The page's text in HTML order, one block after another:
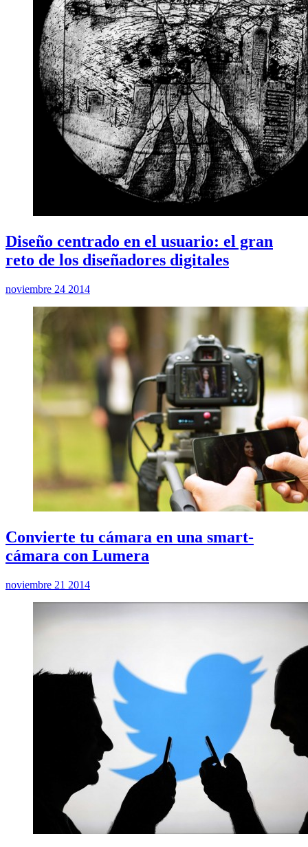
Diseño centrado en el usuario: el gran
reto de los diseñadores digitales
noviembre 24 2014
Convierte tu cámara en una smart-
cámara con Lumera
noviembre 21 2014